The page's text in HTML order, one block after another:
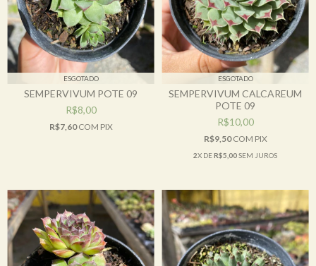
ESGOTADO
SEMPERVIVUM POTE 09
R$8,00
R$7,60COM PIX
ESGOTADO
SEMPERVIVUM CALCAREUM
POTE 09
R$10,00
R$9,50COM PIX
2X DER$5,00SEM JUROS